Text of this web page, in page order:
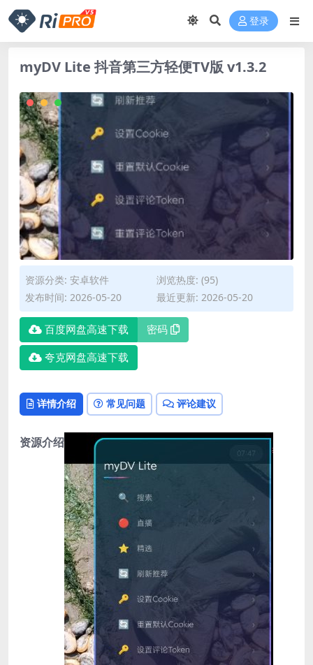
登录
myDV Lite 抖音第三方轻便TV版 v1.3.2
资源分类: 安卓软件
浏览热度: (95)
发布时间: 2026-05-20
最近更新: 2026-05-20
百度网盘高速下载 密码
夸克网盘高速下载
详情介绍 常见问题 评论建议
资源介绍